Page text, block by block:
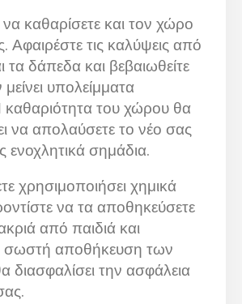
καθαρίσετε και τον χώρο
Αφαιρέστε τις καλύψεις από
τα δάπεδα και βεβαιωθείτε
υπολείμματα
του χώρου θα
να απολαύσετε το νέο σας
ενοχλητικά σημάδια.
χρησιμοποιήσει χημικά
να τα αποθηκεύσετε
από παιδιά και
σωστή αποθήκευση των
διασφαλίσει την ασφάλεια